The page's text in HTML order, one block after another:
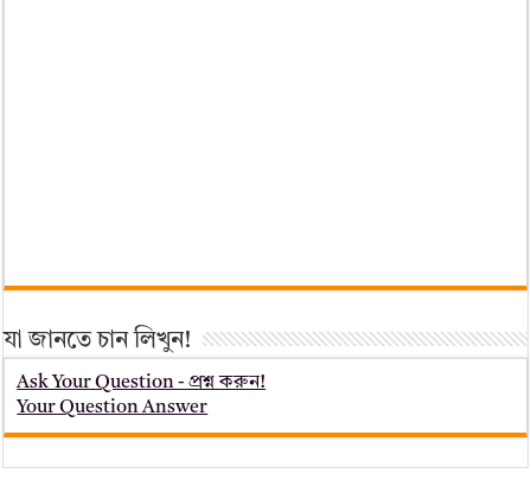
যা জানতে চান লিখুন!
Ask Your Question - প্রশ্ন করুন!
Your Question Answer